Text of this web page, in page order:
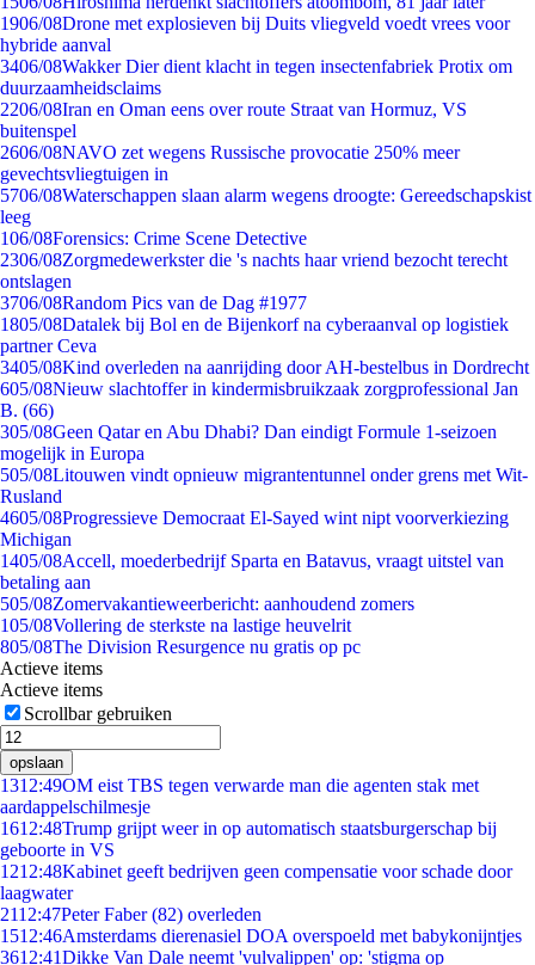
1906/08Drone met explosieven bij Duits vliegveld voedt vrees voor
hybride aanval
3406/08Wakker Dier dient klacht in tegen insectenfabriek Protix om
duurzaamheidsclaims
2206/08Iran en Oman eens over route Straat van Hormuz, VS
buitenspel
2606/08NAVO zet wegens Russische provocatie 250% meer
gevechtsvliegtuigen in
5706/08Waterschappen slaan alarm wegens droogte: Gereedschapskist
leeg
106/08Forensics: Crime Scene Detective
2306/08Zorgmedewerkster die 's nachts haar vriend bezocht terecht
ontslagen
3706/08Random Pics van de Dag #1977
1805/08Datalek bij Bol en de Bijenkorf na cyberaanval op logistiek
partner Ceva
3405/08Kind overleden na aanrijding door AH-bestelbus in Dordrecht
605/08Nieuw slachtoffer in kindermisbruikzaak zorgprofessional Jan
B. (66)
305/08Geen Qatar en Abu Dhabi? Dan eindigt Formule 1-seizoen
mogelijk in Europa
505/08Litouwen vindt opnieuw migrantentunnel onder grens met Wit-
Rusland
4605/08Progressieve Democraat El-Sayed wint nipt voorverkiezing
Michigan
1405/08Accell, moederbedrijf Sparta en Batavus, vraagt uitstel van
betaling aan
505/08Zomervakantieweerbericht: aanhoudend zomers
105/08Vollering de sterkste na lastige heuvelrit
805/08The Division Resurgence nu gratis op pc
Actieve items
Actieve items
Scrollbar gebruiken
opslaan
1312:49OM eist TBS tegen verwarde man die agenten stak met
aardappelschilmesje
1612:48Trump grijpt weer in op automatisch staatsburgerschap bij
geboorte in VS
1212:48Kabinet geeft bedrijven geen compensatie voor schade door
laagwater
2112:47Peter Faber (82) overleden
1512:46Amsterdams dierenasiel DOA overspoeld met babykonijntjes
3612:41Dikke Van Dale neemt 'vulvalippen' op: 'stigma op